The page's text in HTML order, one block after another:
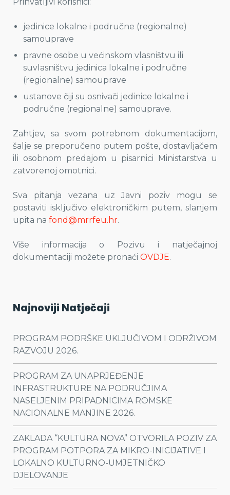
jedinice lokalne i područne (regionalne)
samouprave
pravne osobe u većinskom vlasništvu ili
suvlasništvu jedinica lokalne i područne
(regionalne) samouprave
ustanove čiji su osnivači jedinice lokalne i
područne (regionalne) samouprave.
Zahtjev, sa svom potrebnom dokumentacijom,
šalje se preporučeno putem pošte, dostavljačem
ili osobnom predajom u pisarnici Ministarstva u
zatvorenoj omotnici.
Sva pitanja vezana uz Javni poziv mogu se
postaviti isključivo elektroničkim putem, slanjem
upita na fond@mrrfeu.hr.
Više informacija o Pozivu i natječajnoj
dokumentaciji možete pronaći OVDJE.
Najnoviji Natječaji
PROGRAM PODRŠKE UKLJUČIVOM I ODRŽIVOM
RAZVOJU 2026.
PROGRAM ZA UNAPRJEĐENJE
INFRASTRUKTURE NA PODRUČJIMA
NASELJENIM PRIPADNICIMA ROMSKE
NACIONALNE MANJINE 2026.
ZAKLADA “KULTURA NOVA” OTVORILA POZIV ZA
PROGRAM POTPORA ZA MIKRO-INICIJATIVE I
LOKALNO KULTURNO-UMJETNIČKO
DJELOVANJE